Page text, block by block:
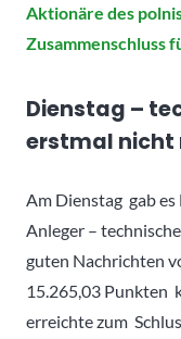
Aktionäre des
Zusammenschluss
Dienstag –
erstmal nicht
Am Dienstag gab
Anleger –
guten Nachrichten
15.265,03 Punkten
erreichte zum